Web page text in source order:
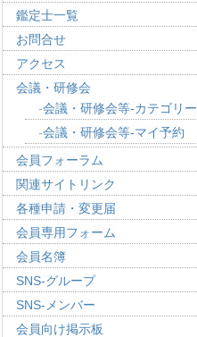
鑑定士一覧
お問合せ
アクセス
会議・研修会
会議・研修会等-カテゴリー
会議・研修会等-マイ予約
会員フォーラム
関連サイトリンク
各種申請・変更届
会員専用フォーム
会員名簿
SNS-グループ
SNS-メンバー
会員向け掲示板